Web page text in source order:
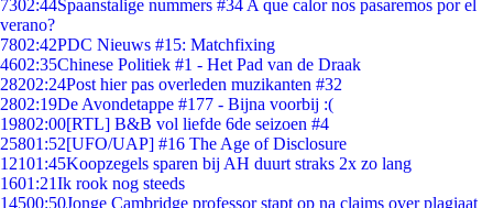
7302:44Spaanstalige nummers #34 A que calor nos pasaremos por el
verano?
7802:42PDC Nieuws #15: Matchfixing
4602:35Chinese Politiek #1 - Het Pad van de Draak
28202:24Post hier pas overleden muzikanten #32
2802:19De Avondetappe #177 - Bijna voorbij :(
19802:00[RTL] B&B vol liefde 6de seizoen #4
25801:52[UFO/UAP] #16 The Age of Disclosure
12101:45Koopzegels sparen bij AH duurt straks 2x zo lang
1601:21Ik rook nog steeds
14500:50Jonge Cambridge professor stapt op na claims over plagiaat